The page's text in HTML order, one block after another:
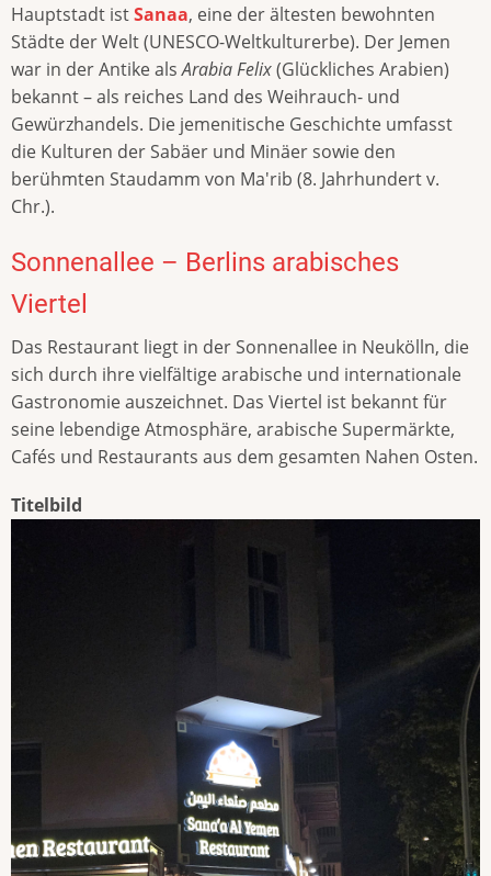
Hauptstadt istSanaa, eine der ältesten bewohnten
Städte der Welt (UNESCO-Weltkulturerbe). Der Jemen
war in der Antike alsArabia Felix(Glückliches Arabien)
bekannt – als reiches Land des Weihrauch- und
Gewürzhandels. Die jemenitische Geschichte umfasst
die Kulturen der Sabäer und Minäer sowie den
berühmten Staudamm von Ma'rib (8. Jahrhundert v.
Chr.).
Sonnenallee – Berlins arabisches
Viertel
Das Restaurant liegt in der Sonnenallee in Neukölln, die
sich durch ihre vielfältige arabische und internationale
Gastronomie auszeichnet. Das Viertel ist bekannt für
seine lebendige Atmosphäre, arabische Supermärkte,
Cafés und Restaurants aus dem gesamten Nahen Osten.
Titelbild